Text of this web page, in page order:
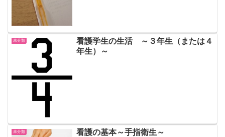
未分類
看護学生の生活 ～３年生（または４
年生）～
未分類 看護の基本～手指衛生～